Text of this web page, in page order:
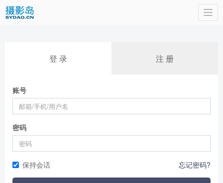
登 录 注 册
账号
密码
保持会话 忘记密码?